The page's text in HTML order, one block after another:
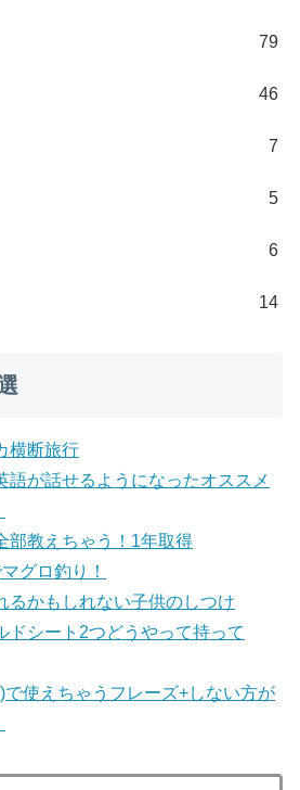
79
46
7
5
6
14
横断旅行
語が話せるようになったオススメ
部教えちゃう！1年取得
グロ釣り！
るかもしれない子供のしつけ
ドシート2つどうやって持って
で使えちゃうフレーズ+しない方が